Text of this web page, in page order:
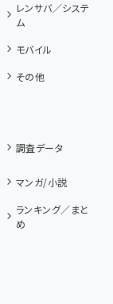
レンサバ／システ
ム
モバイル
その他
調査データ
マンガ/小説
ランキング／まと
め